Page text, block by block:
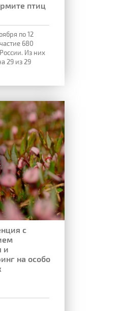
птиц
по 12
680
Из них
29 из 29
с
и
на особо